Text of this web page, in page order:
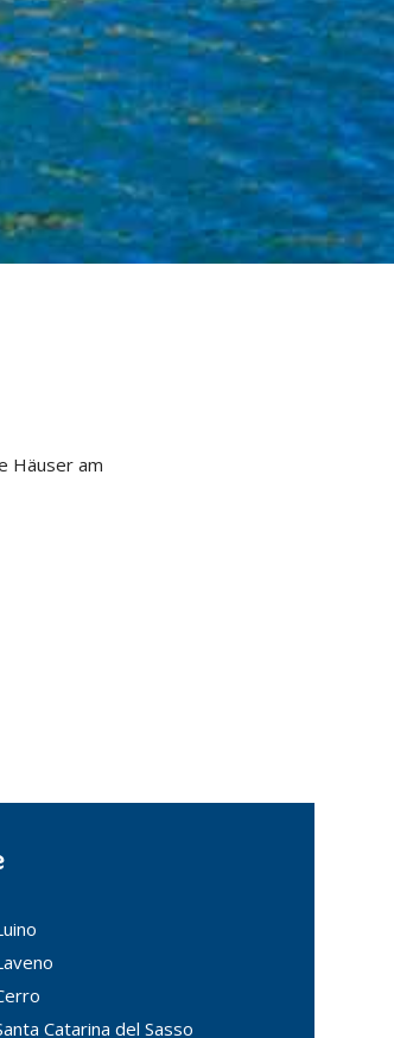
Häuser am
Catarina del Sasso